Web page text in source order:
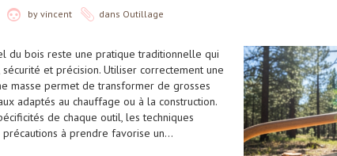
by vincent dans Outillage
du bois reste une pratique traditionnelle qui
et précision. Utiliser correctement une
masse permet de transformer de grosses
adaptés au chauffage ou à la construction.
de chaque outil, les techniques
à prendre favorise un…